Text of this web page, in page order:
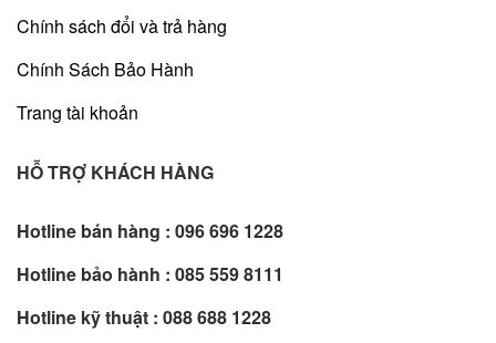
Chính sách đổi và trả hàng
Chính Sách Bảo Hành
Trang tài khoản
HỖ TRỢ KHÁCH HÀNG
Hotline bán hàng : 096 696 1228
Hotline bảo hành : 085 559 8111
Hotline kỹ thuật : 088 688 1228